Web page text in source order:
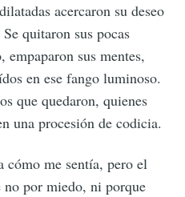
acercaron su deseo
quitaron sus pocas
sus mentes,
en ese fango luminoso.
que quedaron, quienes
una procesión de codicia.
cómo me sentía, pero el
por miedo, ni porque